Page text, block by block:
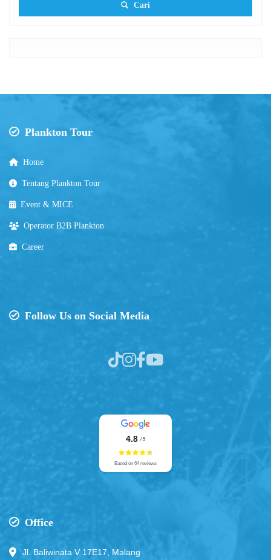
Cari
Plankton Tour
Home
Tentang Plankton Tour
Event & MICE
Operator B2B Plankton
Career
Follow Us on Social Media
4.8 / 5
Based on 64 reviews
Office
Jl. Baliwinata V 17E17, Malang